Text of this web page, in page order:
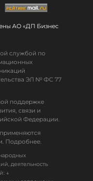
АО «ДП Бизнес
службой по
ЭЛ № ФС 77
поддержке
связи и
Федерации.
Подробнее.
деятельность
↓